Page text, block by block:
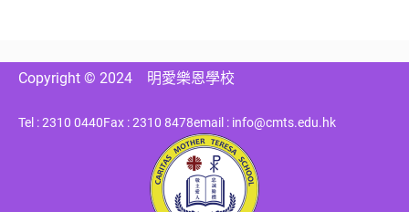
Copyright © 2024 明愛樂恩學校
Tel : 2310 0440Fax : 2310 8478email : info@cmts.edu.hk